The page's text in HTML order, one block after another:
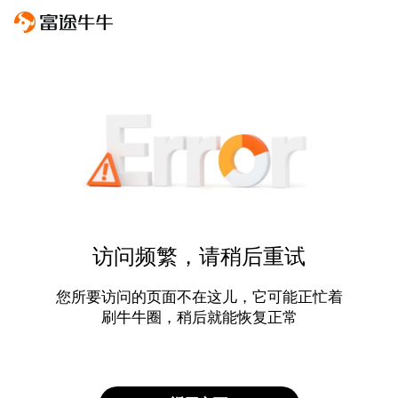
访问频繁，请稍后重试
您所要访问的页面不在这儿，它可能正忙着
刷牛牛圈，稍后就能恢复正常